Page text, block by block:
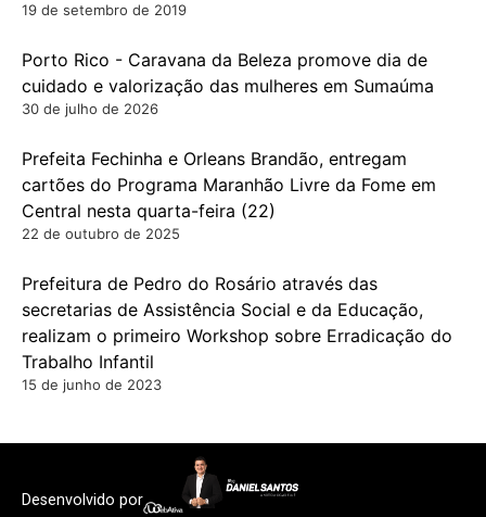
19 de setembro de 2019
Porto Rico - Caravana da Beleza promove dia de
cuidado e valorização das mulheres em Sumaúma
30 de julho de 2026
Prefeita Fechinha e Orleans Brandão, entregam
cartões do Programa Maranhão Livre da Fome em
Central nesta quarta-feira (22)
22 de outubro de 2025
Prefeitura de Pedro do Rosário através das
secretarias de Assistência Social e da Educação,
realizam o primeiro Workshop sobre Erradicação do
Trabalho Infantil
15 de junho de 2023
Desenvolvido por